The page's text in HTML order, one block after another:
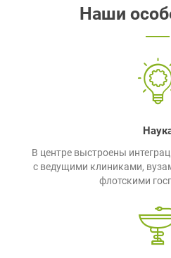
Наши
В центре выстроены
с ведущими клиниками,
флотскими